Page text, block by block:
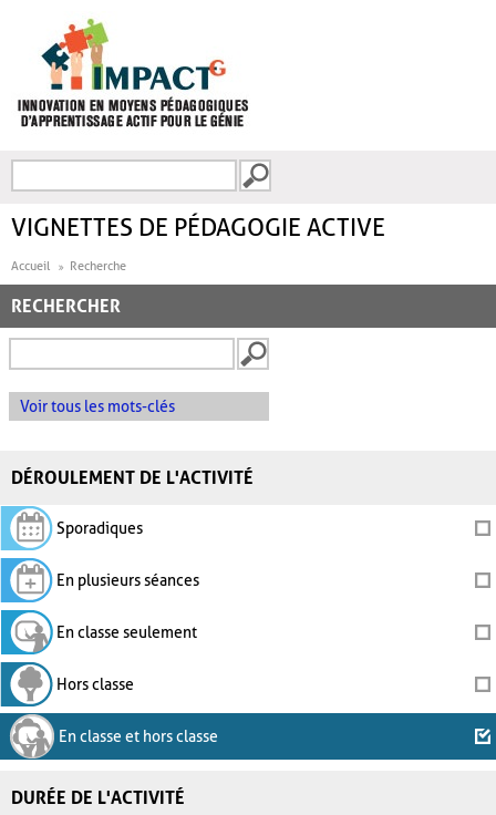
FORMULAIRE DE
VIGNETTES DE PÉDAGOGIE ACTIVE
Accueil Recherche
RECHERCHER
Voir tous les mots-clés
DÉROULEMENT DE L'ACTIVITÉ
Sporadiques
En plusieurs séances
En classe seulement
Hors classe
En classe et hors classe
DURÉE DE L'ACTIVITÉ